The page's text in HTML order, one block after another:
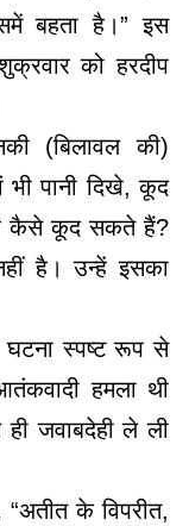
बहता है।” इस
को हरदीप
(बिलावल की)
भी पानी दिखे, कूद
वे कैसे कूद सकते हैं?
है। उन्हें इसका
घटना स्पष्ट रूप से
हमला थी
जवाबदेही ले ली
के विपरीत,